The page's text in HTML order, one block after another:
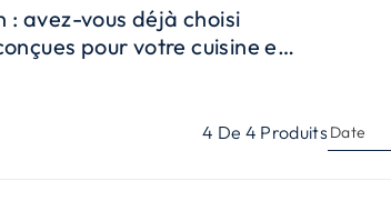
: avez-vous déjà choisi
pour votre cuisine et
central à double4 De 4 Produits Date